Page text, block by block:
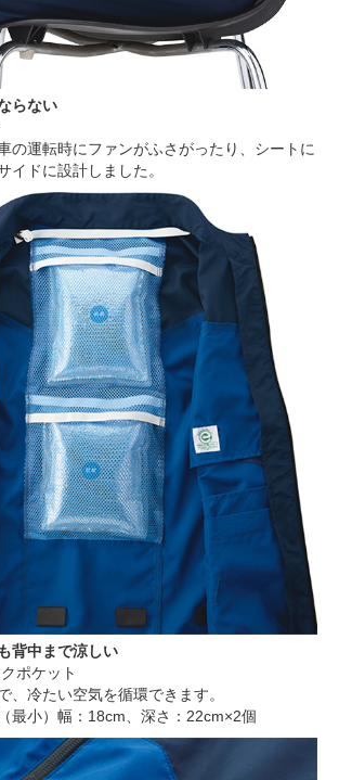
らない
の運転時にファンがふさがったり、シートに
イドに設計しました。
背中まで涼しい
ポケット
、冷たい空気を循環できます。
最小）幅：18cm、深さ：22cm×2個